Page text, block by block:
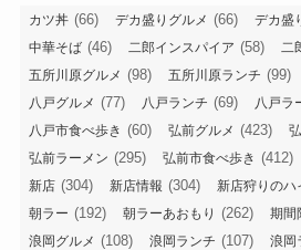
カツ丼 (66) デカ盛りグルメ (66) デカ盛
中華そば (46) 二郎インスパイア (58) 二
五所川原グルメ (98) 五所川原ランチ (99)
八戸グルメ (77) 八戸ランチ (69) 八戸ラ
八戸市食べ歩き (60) 弘前グルメ (423)
弘前ラーメン (295) 弘前市食べ歩き (412)
新店 (304) 新店情報 (304) 新店狩りのハ
朝ラー (192) 朝ラーあおもり (262) 期間
浪岡グルメ (108) 浪岡ランチ (107) 浪岡